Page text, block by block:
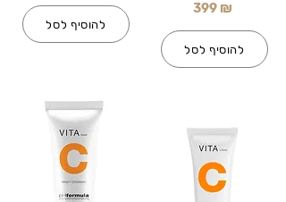
להוסיף לסל
399 ₪
להוסיף לסל